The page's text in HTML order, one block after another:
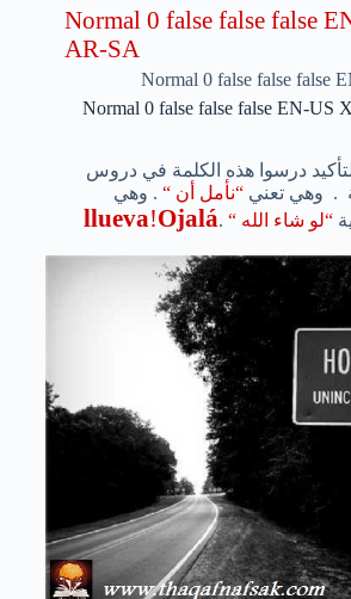
Normal 0 false false false
AR-SA
Normal 0 false false false
Normal 0 false false false EN-US
درسوا هذه الكلمة في دروس
. وهي تعني “نأمل أن “ . وهي
“لو شاء الله “ .
Ojalá
llueva!